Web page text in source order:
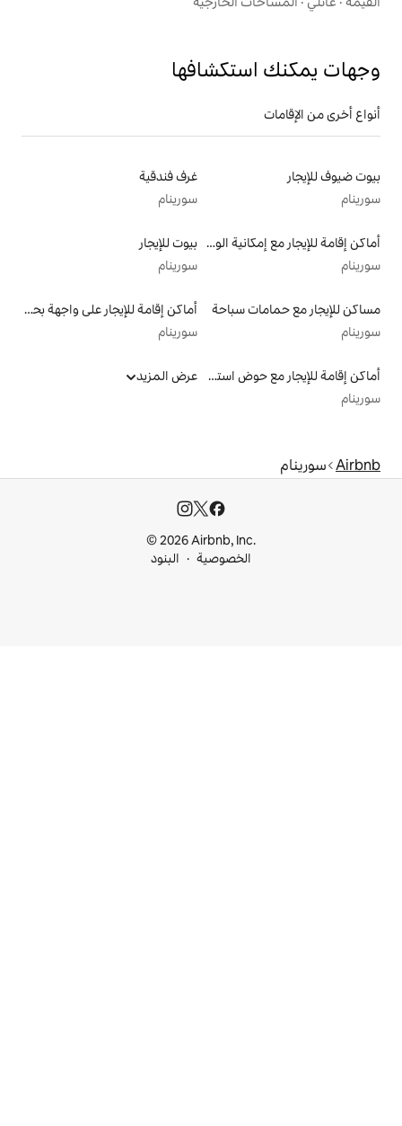
غرف فندقية
سورينام
أماكن إقامة للإيجار مع إمكانية الوصول إلى الشاطئ بيوت للإيجار
سورينام
أماكن إقامة للإيجار على واجهة بحرية
سورينام
أماكن إقامة للإيجار مع حوض استحمام ساخن عرض المزيد